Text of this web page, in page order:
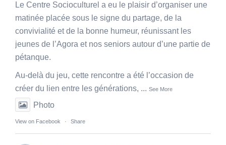
Le Centre Socioculturel a eu le plaisir d’organiser une
matinée placée sous le signe du partage, de la
convivialité et de la bonne humeur, réunissant les
jeunes de l’Agora et nos seniors autour d’une partie de
pétanque.
Au-delà du jeu, cette rencontre a été l’occasion de
créer du lien entre les générations, ... See More
Photo
View on Facebook · Share